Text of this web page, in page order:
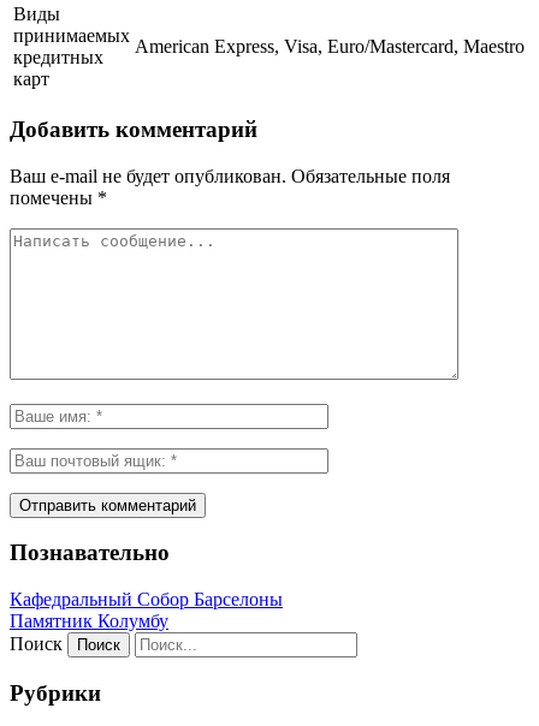
Виды
принимаемых
кредитных
карт
American Express, Visa, Euro/Mastercard, Maestro
Добавить комментарий
Ваш e-mail не будет опубликован. Обязательные поля
помечены *
Познавательно
Кафeдрaльный Собор Барселоны
Пaмятник Колумбу
Поиск
Рубрики